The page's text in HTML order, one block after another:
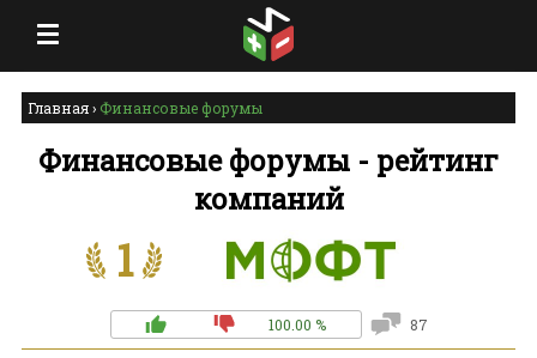
Главная› Финансовые форумы
Финансовые форумы - рейтинг
компаний
1
100.00 % 87